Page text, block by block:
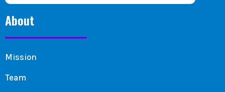
About
Mission
Team